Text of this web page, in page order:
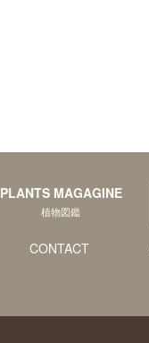
PLANTS MAGAGINE
植物図鑑
CONTACT